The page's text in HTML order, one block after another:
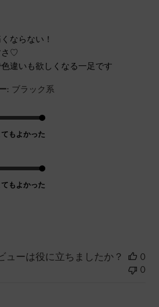
ならない！
さ♡
違いも欲しくなる一足です
: ブラック系
てもよかった
てもよかった
ューは役に立ちましたか？
0
0